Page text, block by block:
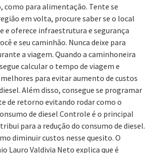
como para alimentação. Tente se
em volta, procure saber se o local
e oferece infraestrutura e segurança
e seu caminhão. Nunca deixe para
a viagem. Quando a caminhoneira
calcular o tempo de viagem e
para evitar aumento de custos
Além disso, consegue se programar
de retorno evitando rodar como o
de diesel Controle é o principal
para a redução do consumo de diesel.
diminuir custos nesse quesito. O
Lauro Valdivia Neto explica que é